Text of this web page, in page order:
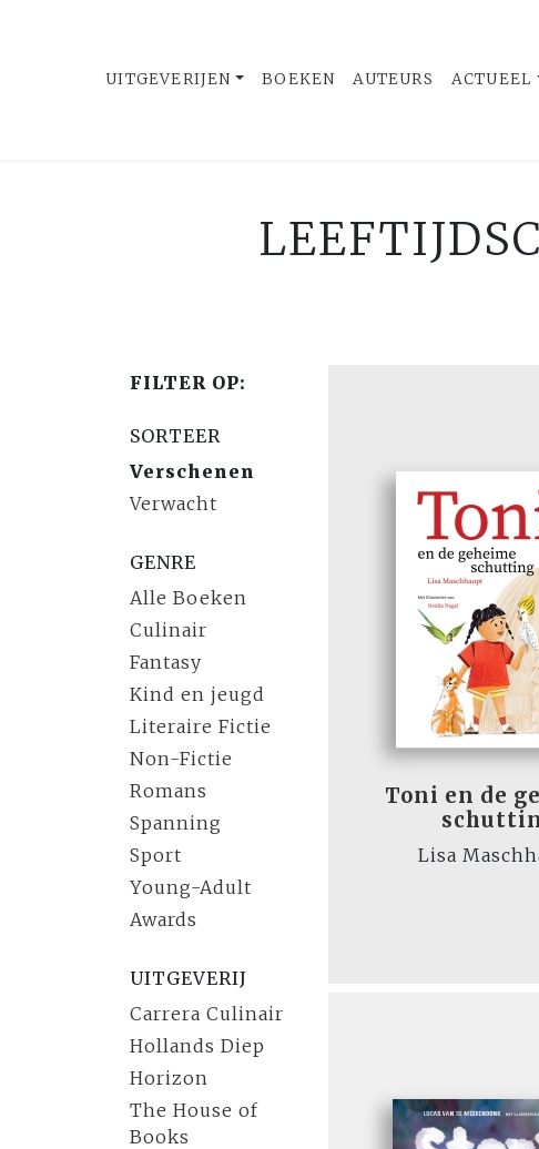
UITGEVERIJEN BOEKEN AUTEURS ACTUEEL
FILTER OP:
SORTEER
Verschenen
Verwacht
GENRE
Alle Boeken
Culinair
Fantasy
Kind en jeugd
Literaire Fictie
Non-Fictie
Romans
Spanning
Sport
Young-Adult
Awards
UITGEVERIJ
Carrera Culinair
Hollands Diep
Horizon
The House of
Books
Toni en de
Lisa